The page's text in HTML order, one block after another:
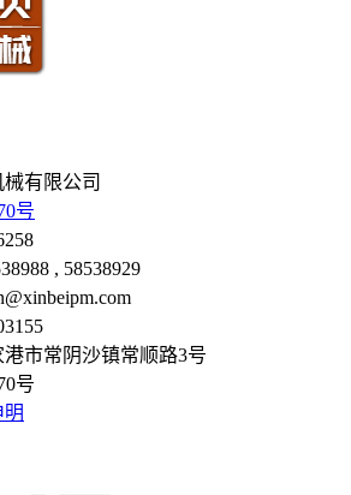
有限公司
号
, 58538929
市常阴沙镇常顺路3号
号